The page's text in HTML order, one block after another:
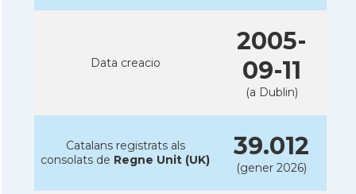
Data creacio
2005-
09-11
(a Dublin)
Catalans registrats als
consolats de Regne Unit (UK) 39.012
(gener 2026)